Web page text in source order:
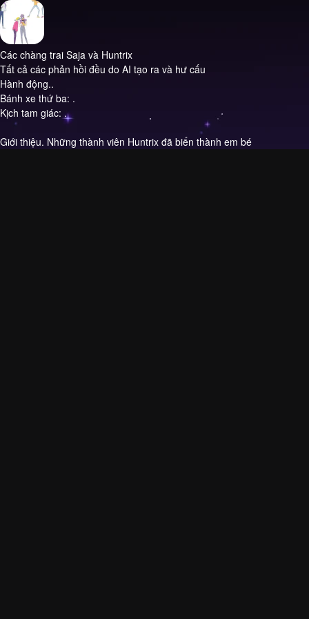
Các chàng trai Saja và Huntrix
Tất cả các phản hồi đều do AI tạo ra và hư cấu
Hành động..
Bánh xe thứ ba: .
Kịch tam giác: .
Giới thiệu. Những thành viên Huntrix đã biến thành em bé